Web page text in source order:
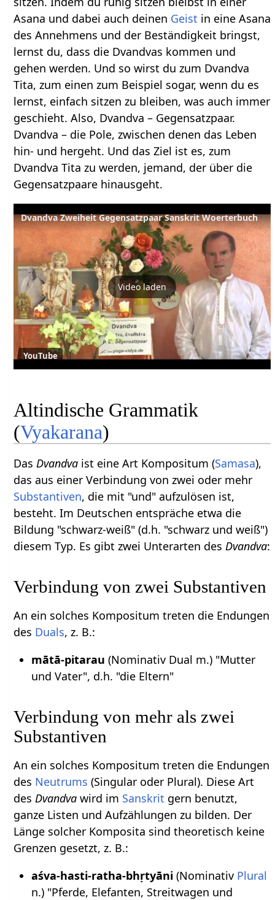
Asana und dabei auch deinen Geist in eine Asana
des Annehmens und der Beständigkeit bringst,
lernst du, dass die Dvandvas kommen und
gehen werden. Und so wirst du zum Dvandva
Tita, zum einen zum Beispiel sogar, wenn du es
lernst, einfach sitzen zu bleiben, was auch immer
geschieht. Also, Dvandva – Gegensatzpaar.
Dvandva – die Pole, zwischen denen das Leben
hin- und hergeht. Und das Ziel ist es, zum
Dvandva Tita zu werden, jemand, der über die
Gegensatzpaare hinausgeht.
Dvandva Zweiheit Gegensatzpaar Sanskrit Woerterbuch
Video laden
YouTube
Altindische Grammatik
(Vyakarana)
DasDvandva ist eine Art Kompositum (Samasa),
das aus einer Verbindung von zwei oder mehr
Substantiven, die mit "und" aufzulösen ist,
besteht. Im Deutschen entspräche etwa die
Bildung "schwarz-weiß" (d.h. "schwarz und weiß")
diesem Typ. Es gibt zwei Unterarten desDvandva:
Verbindung von zwei Substantiven
An ein solches Kompositum treten die Endungen
des Duals, z. B.:
mātā-pitarau (Nominativ Dual m.) "Mutter
und Vater", d.h. "die Eltern"
Verbindung von mehr als zwei
Substantiven
An ein solches Kompositum treten die Endungen
des Neutrums (Singular oder Plural). Diese Art
desDvandva wird im Sanskrit gern benutzt,
ganze Listen und Aufzählungen zu bilden. Der
Länge solcher Komposita sind theoretisch keine
Grenzen gesetzt, z. B.:
aśva-hasti-ratha-bhṛtyāni(Nominativ Plural
n.) "Pferde, Elefanten, Streitwagen und